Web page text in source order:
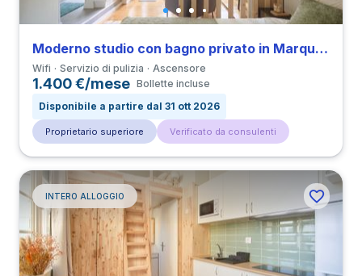
Moderno studio con bagno privato in Marquês de Pombal
Wifi Servizio di pulizia Ascensore
1.400 €/mese Bollette incluse
Disponibile a partire dal 31 ott 2026
Proprietario superiore Verificato da consulenti
INTERO ALLOGGIO